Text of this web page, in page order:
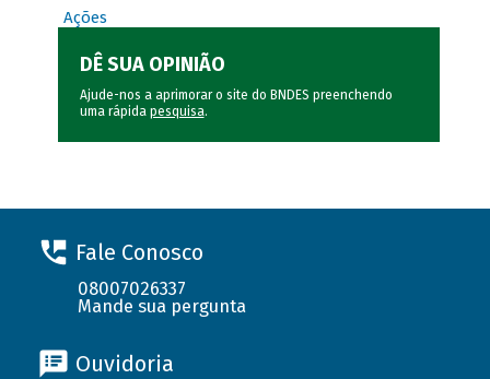
Ações
DÊ SUA OPINIÃO
Ajude-nos a aprimorar o site do BNDES preenchendo
uma rápida pesquisa.
Fale Conosco
08007026337
Mande sua pergunta
Ouvidoria